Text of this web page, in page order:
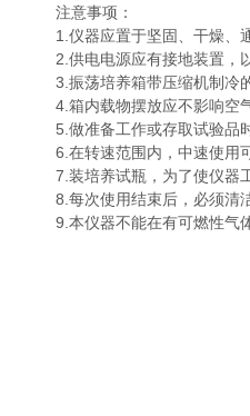
注意事项：
1.仪器应置于坚固、干燥
2.供电电源应有接地装置，以
3.振荡培养箱带压缩机制冷的
4.箱内载物摆放应不影响空
5.做准备工作或存取试验品时
6.在转速范围内，中速使用
7.装培养试瓶，为了使仪
8.每次使用结束后，必须清
9.本仪器不能在有可燃性气体的